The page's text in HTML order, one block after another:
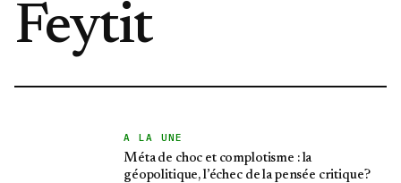
Feytit
A LA UNE
Méta de choc et complotisme : la
géopolitique, l’échec de la pensée critique?